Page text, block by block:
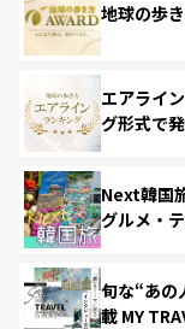
地球の歩
エアライ
グ形式で
Next韓国
グルメ・
旬な“あの
載 MY